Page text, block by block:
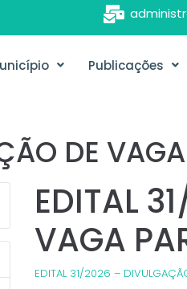
Publicações
DE
EDITAL
VAGA
EDITAL 31/2026 –